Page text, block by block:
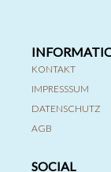
KONTAKT
IMPRESSSUM
DATENSCHUTZ
AGB
SOCIAL